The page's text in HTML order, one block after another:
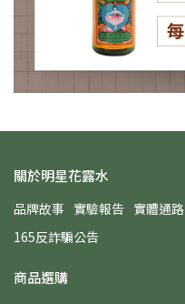
關於明星花露水
品牌故事 實驗報告 實體通路
165反詐騙公告
商品選購